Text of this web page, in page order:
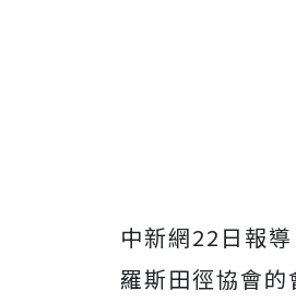
中新網22日報
羅斯田徑協會